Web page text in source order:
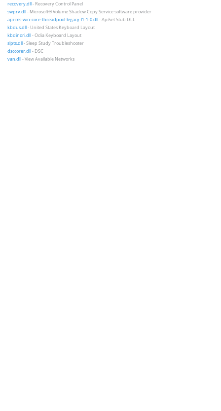
recovery.dll- Recovery Control Panel
swprv.dll- Microsoft® Volume Shadow Copy Service software provider
api-ms-win-core-threadpool-legacy-l1-1-0.dll- ApiSet Stub DLL
kbdus.dll- United States Keyboard Layout
kbdinori.dll- Odia Keyboard Layout
slpts.dll- Sleep Study Troubleshooter
dsccorer.dll- DSC
van.dll- View Available Networks